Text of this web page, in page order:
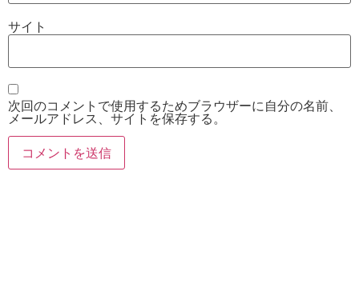
サイト
次回のコメントで使用するためブラウザーに自分の名前、
メールアドレス、サイトを保存する。